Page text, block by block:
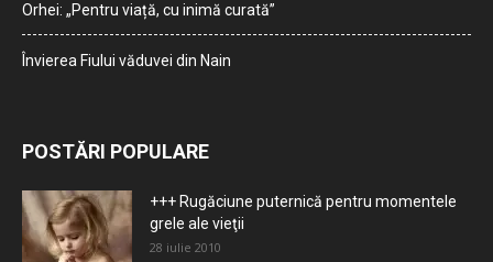
Orhei: „Pentru viață, cu inimă curată”
Învierea Fiului văduvei din Nain
POSTĂRI POPULARE
+++ Rugăciune puternică pentru momentele
grele ale vieţii
28 iulie 2010